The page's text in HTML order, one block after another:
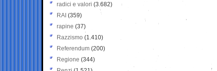
radici e valori (3.682)
RAI (359)
rapine (37)
Razzismo (1.410)
Referendum (200)
Regione (344)